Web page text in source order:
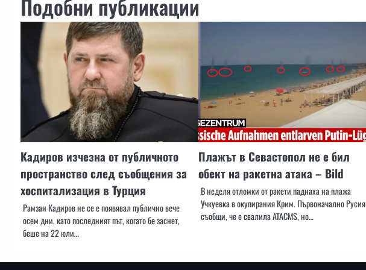
Подобни публикации
Кадиров изчезна от публичното
пространство след съобщения за
хоспитализация в Турция
Рамзан Кадиров не се е появявал публично вече
осем дни, като последният път, когато бе заснет,
беше на 22 юли…
Плажът в Севастопол не е бил
обект на ракетна атака – Bild
В неделя отломки от ракети паднаха на плажа
Учкуевка в окупирания Крим. Първоначално Русия
съобщи, че е свалила ATACMS, но…